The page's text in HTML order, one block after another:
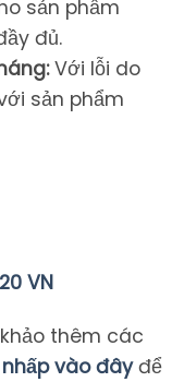
sản phẩm
đủ.
Với lỗi do
sản phẩm
VN
thêm các
nhấp vào đâyđể